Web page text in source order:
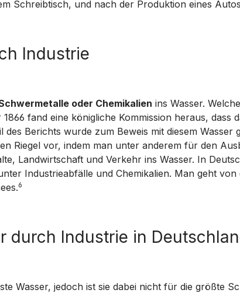
Schreibtisch, und nach der Produktion eines
Industrie
oder Chemikalien ins Wasser.
fand eine königliche Kommission heraus, dass
Berichts wurde zum Beweis mit diesem
Riegel vor, indem man unter anderem für den
Landwirtschaft und Verkehr ins Wasser. In
Industrieabfälle und Chemikalien. Man geht von
6
durch Industrie in
Wasser, jedoch ist sie dabei nicht für die größte